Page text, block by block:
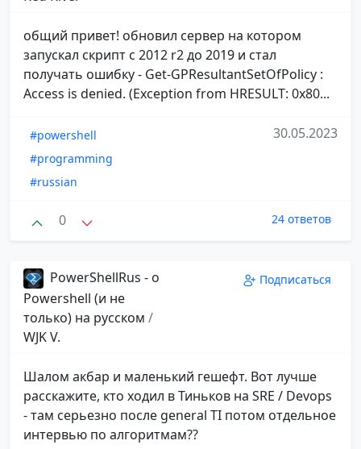
общий привет! обновил сервер на котором
запускал скрипт с 2012 r2 до 2019 и стал
получать ошибку - Get-GPResultantSetOfPolicy :
Access is denied. (Exception from HRESULT: 0x80...
#powershell
#programming
#russian
30.05.2023
0 24 ответов
PowerShellRus - о
Powershell (и не
только) на русском /
WJK V.
Подписаться
Шалом акбар и маленький гешефт. Вот лучше
расскажите, кто ходил в Тиньков на SRE / Devops
- там серьезно после general TI потом отдельное
интервью по алгоритмам??